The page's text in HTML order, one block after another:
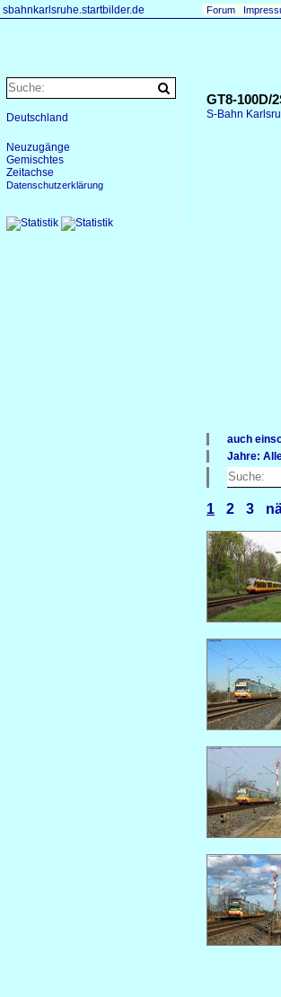
sbahnkarlsruhe.startbilder.de Forum
GT8-100D/
S-Bahn
auch
Alle
Jahre:
×
Alle Jahre
1 2 3
Deutschland
Neuzugänge
Gemischtes
Zeitachse
Datenschutzerklärung